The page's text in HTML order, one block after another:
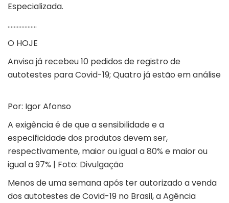
Especializada.
……………….
O HOJE
Anvisa já recebeu 10 pedidos de registro de
autotestes para Covid-19; Quatro já estão em análise
Por: Igor Afonso
A exigência é de que a sensibilidade e a
especificidade dos produtos devem ser,
respectivamente, maior ou igual a 80% e maior ou
igual a 97% | Foto: Divulgação
Menos de uma semana após ter autorizado a venda
dos autotestes de Covid-19 no Brasil, a Agência